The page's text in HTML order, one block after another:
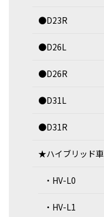
●D23R
●D26L
●D26R
●D31L
●D31R
★ハイブリッド車
・HV-L0
・HV-L1